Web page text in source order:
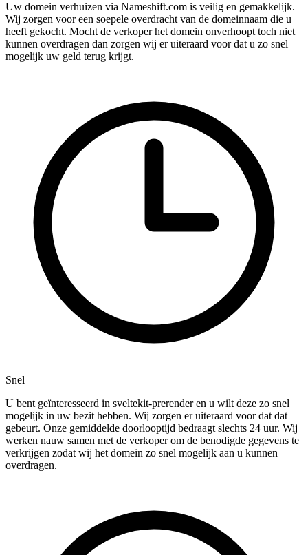
Uw domein verhuizen via Nameshift.com is veilig en gemakkelijk.
Wij zorgen voor een soepele overdracht van de domeinnaam die u
heeft gekocht. Mocht de verkoper het domein onverhoopt toch niet
kunnen overdragen dan zorgen wij er uiteraard voor dat u zo snel
mogelijk uw geld terug krijgt.
Snel
U bent geïnteresseerd in sveltekit-prerender en u wilt deze zo snel
mogelijk in uw bezit hebben. Wij zorgen er uiteraard voor dat dat
gebeurt. Onze gemiddelde doorlooptijd bedraagt slechts 24 uur. Wij
werken nauw samen met de verkoper om de benodigde gegevens te
verkrijgen zodat wij het domein zo snel mogelijk aan u kunnen
overdragen.